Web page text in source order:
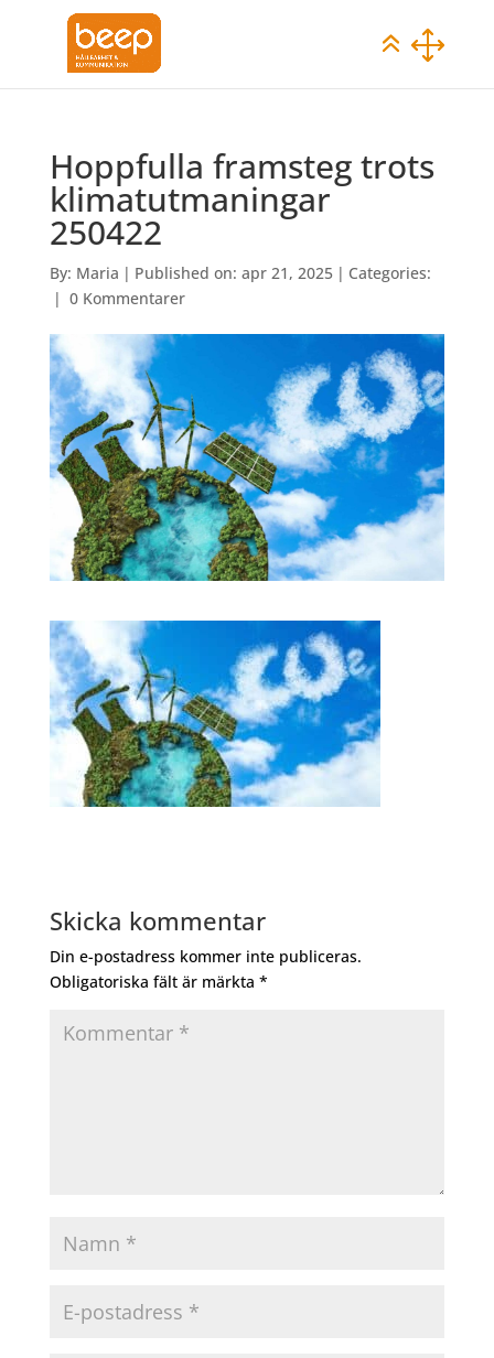
Hoppfulla framsteg trots
klimatutmaningar
250422
By: Maria | Published on: apr 21, 2025 | Categories:
| 0 Kommentarer
Skicka kommentar
Din e-postadress kommer inte publiceras.
Obligatoriska fält är märkta *